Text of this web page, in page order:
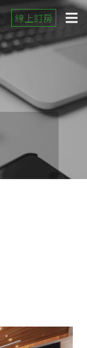
線上訂房